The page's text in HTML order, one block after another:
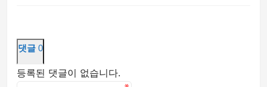
댓글 0
등록된 댓글이 없습니다.